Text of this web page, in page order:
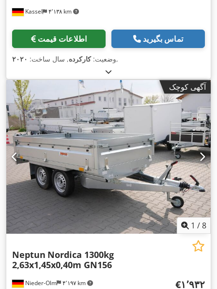
Kassel ۴٬۱۳۸ km
اطلاعات قیمت تماس بگیرید
وضعیت:کارکرده, سال ساخت: ۲۰۲۰ ,
آگهی کوچک
1 /8
Nieder-Olm ۴٬۱۹۷ km
Neptun Nordica 1300kg
2,63x1,45x0,40m GN156
‎€۱٬۹۳۲